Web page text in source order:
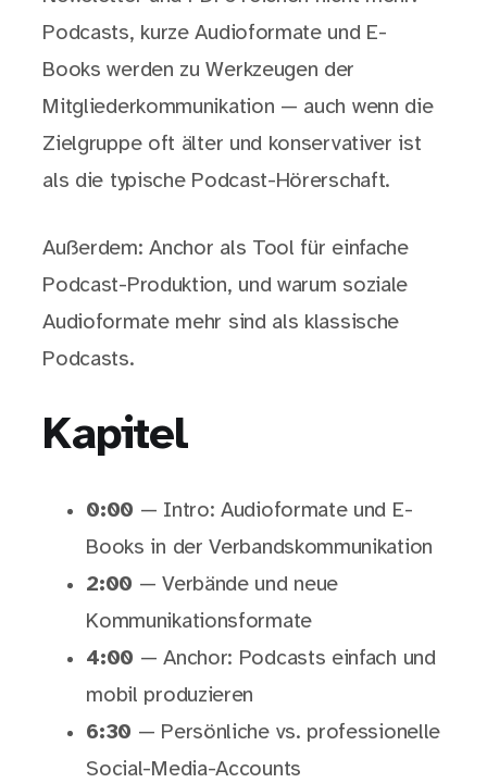
Podcasts, kurze Audioformate und E-
Books werden zu Werkzeugen der
Mitgliederkommunikation — auch wenn die
Zielgruppe oft älter und konservativer ist
als die typische Podcast-Hörerschaft.
Außerdem: Anchor als Tool für einfache
Podcast-Produktion, und warum soziale
Audioformate mehr sind als klassische
Podcasts.
Kapitel
0:00 — Intro: Audioformate und E-
Books in der Verbandskommunikation
2:00 — Verbände und neue
Kommunikationsformate
4:00 — Anchor: Podcasts einfach und
mobil produzieren
6:30 — Persönliche vs. professionelle
Social-Media-Accounts